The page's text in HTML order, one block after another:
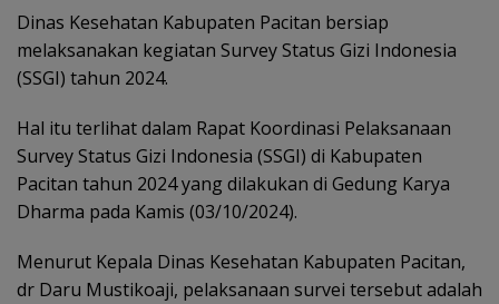
Dinas Kesehatan Kabupaten Pacitan bersiap
melaksanakan kegiatan Survey Status Gizi Indonesia
(SSGI) tahun 2024.
Hal itu terlihat dalam Rapat Koordinasi Pelaksanaan
Survey Status Gizi Indonesia (SSGI) di Kabupaten
Pacitan tahun 2024 yang dilakukan di Gedung Karya
Dharma pada Kamis (03/10/2024).
Menurut Kepala Dinas Kesehatan Kabupaten Pacitan,
dr Daru Mustikoaji, pelaksanaan survei tersebut adalah